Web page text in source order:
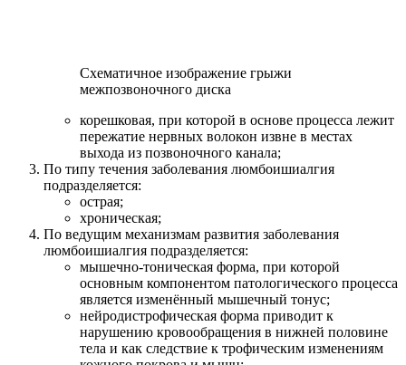
Схематичное изображение грыжи
межпозвоночного диска
корешковая, при которой в основе процесса лежит
пережатие нервных волокон извне в местах
выхода из позвоночного канала;
По типу течения заболевания люмбоишиалгия
подразделяется:
острая;
хроническая;
По ведущим механизмам развития заболевания
люмбоишиалгия подразделяется:
мышечно-тоническая форма, при которой
основным компонентом патологического процесса
является изменённый мышечный тонус;
нейродистрофическая форма приводит к
нарушению кровообращения в нижней половине
тела и как следствие к трофическим изменениям